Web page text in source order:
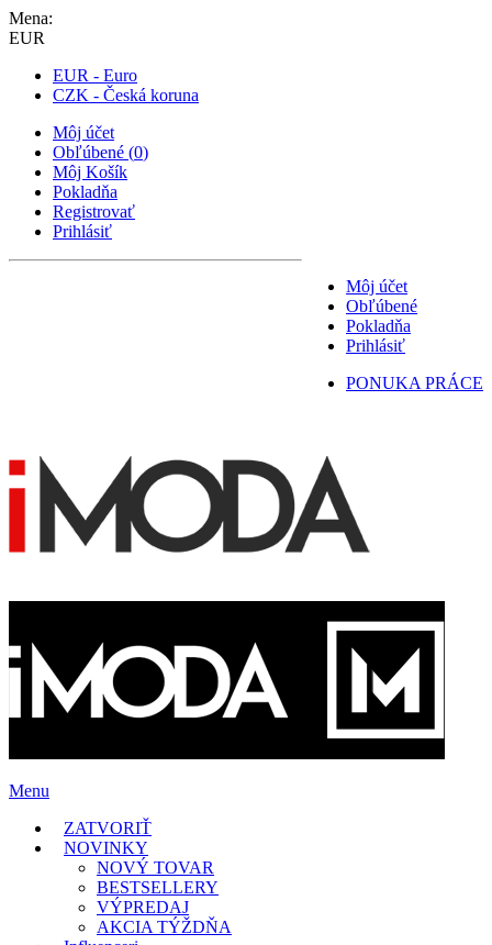
Mena:
EUR
EUR - Euro
CZK - Česká koruna
Môj účet
Obľúbené (0)
Môj Košík
Pokladňa
Registrovať
Prihlásiť
Môj účet
Obľúbené
Pokladňa
Prihlásiť
PONUKA PRÁCE
Menu
ZATVORIŤ
NOVINKY
NOVÝ TOVAR
BESTSELLERY
VÝPREDAJ
AKCIA TÝŽDŇA